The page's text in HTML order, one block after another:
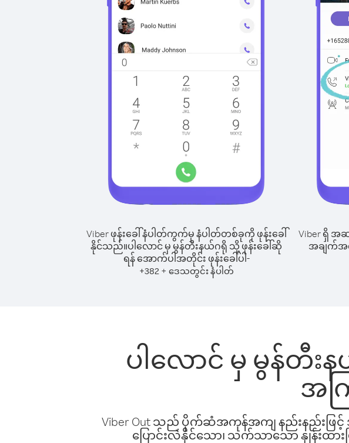
Viber ဖုန်းခေါ်နံပါတ်ကွက်မှ နံပါတ်တစ်ခုကို ဖုန်းခေါ်
နိုင်သည်။ပါလောင် မှ မွန်တီးနယ်ဂရို သို့ ဖုန်းခေါ်ဆို
ရန် အောက်ပါအတိုင်း ဖုန်းခေါ်ပါ-
+382+ ဒေသတွင်း နံပါတ်
Viber ရှိ
အချက်အလ
ပါလောင် မှ မွန်တီး
အက
Viber Out သည် ပိုက်ဆံအကုန်အကျ နည်းနည်းဖြင့်
ပြောင်းလဲနိုင်သော၊ သက်သာသော နှုန်းထာ